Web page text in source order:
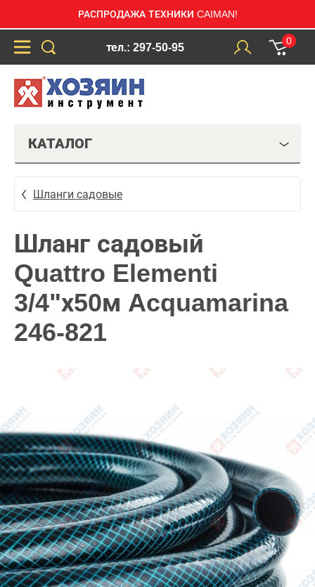
РАСПРОДАЖА ТЕХНИКИ CAIMAN!
тел.: 297-50-95
0
КАТАЛОГ
Шланги садовые
Шланг садовый
Quattro Elementi
3/4"х50м Acquamarina
246-821